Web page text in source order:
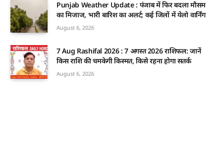
Punjab Weather Update : पंजाब में फिर बदला मौसम
का मिजाज, भारी बारिश का अलर्ट; कई जिलों में येलो वार्निंग
August 6, 2026
7 Aug Rashifal 2026 : 7 अगस्त 2026 राशिफल: जानें
किस राशि की चमकेगी किस्मत, किसे रहना होगा सतर्क
August 6, 2026